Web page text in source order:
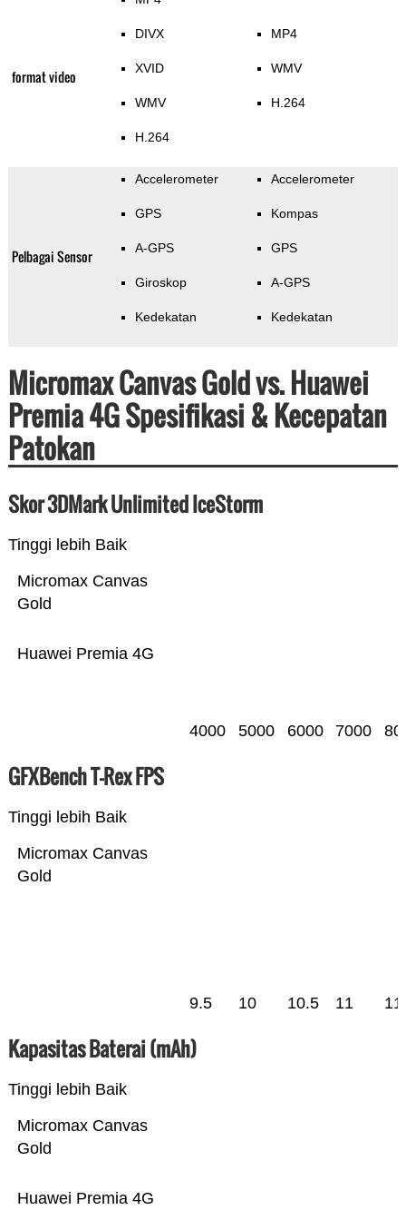
format video
DIVX
XVID
WMV
H.264
MP4
WMV
H.264
Pelbagai Sensor
Accelerometer
GPS
A-GPS
Giroskop
Kedekatan
Accelerometer
Kompas
GPS
A-GPS
Kedekatan
Micromax Canvas Gold vs. Huawei
Premia 4G Spesifikasi & Kecepatan
Patokan
Skor 3DMark Unlimited IceStorm
Tinggi lebih Baik
Huawei Premia 4G
Micromax Canvas
Gold
4000 5000 6000 7000
GFXBench T-Rex FPS
Tinggi lebih Baik
Micromax Canvas
Gold
9.5 10 10.5 11
Kapasitas Baterai (mAh)
Tinggi lebih Baik
Huawei Premia 4G
Micromax Canvas
Gold